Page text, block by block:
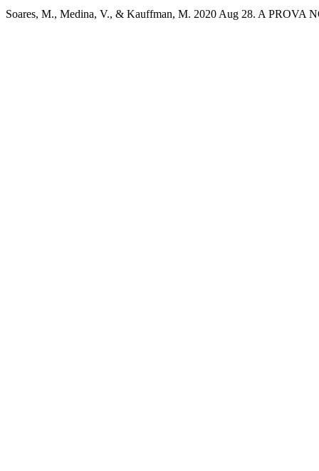
Soares, M., Medina, V., & Kauffman, M. 2020 Aug 28. A PROVA